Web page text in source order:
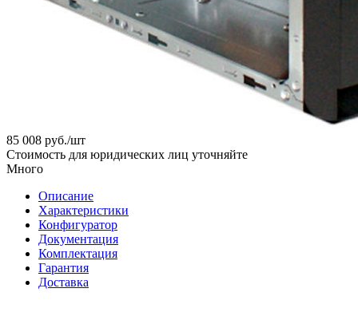
85 008 руб./шт
Стоимость для юридических лиц уточняйте
Много
Описание
Характеристики
Конфигуратор
Документация
Комплектация
Гарантия
Доставка